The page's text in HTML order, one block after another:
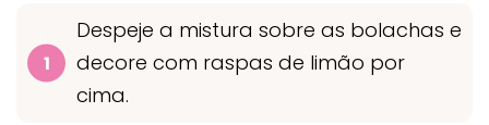
Despeje a mistura sobre as bolachas e
decore com raspas de limão por
cima.